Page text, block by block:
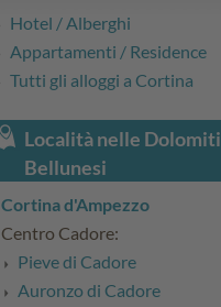
Hotel / Alberghi
Appartamenti / Residence
Tutti gli alloggi a Cortina
Località nelle Dolomiti
Bellunesi
Cortina d'Ampezzo
Centro Cadore:
Pieve di Cadore
Auronzo di Cadore